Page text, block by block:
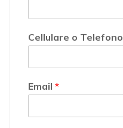
Cellulare o Telefono
Email *